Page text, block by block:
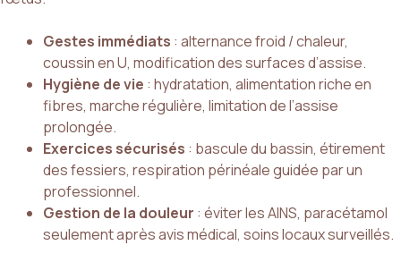
Gestes immédiats : alternance froid / chaleur,
coussin en U, modification des surfaces d’assise.
Hygiène de vie : hydratation, alimentation riche en
fibres, marche régulière, limitation de l’assise
prolongée.
Exercices sécurisés : bascule du bassin, étirement
des fessiers, respiration périnéale guidée par un
professionnel.
Gestion de la douleur : éviter les AINS, paracétamol
seulement après avis médical, soins locaux surveillés.